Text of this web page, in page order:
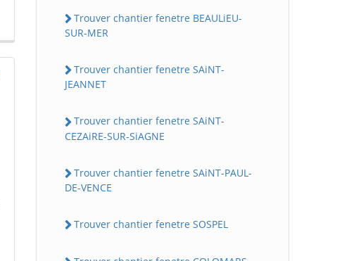
Trouver chantier fenetre BEAULiEU-
SUR-MER
Trouver chantier fenetre SAiNT-
JEANNET
Trouver chantier fenetre SAiNT-
CEZAiRE-SUR-SiAGNE
Trouver chantier fenetre SAiNT-PAUL-
DE-VENCE
Trouver chantier fenetre SOSPEL